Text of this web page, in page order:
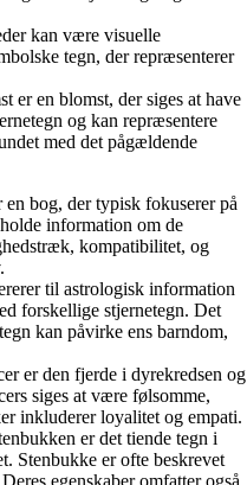
kan være visuelle
tegn, der repræsenterer
er en blomst, der siges at have
og kan repræsentere
med det pågældende
bog, der typisk fokuserer på
information om de
kompatibilitet, og
til astrologisk information
forskellige stjernetegn. Det
kan påvirke ens barndom,
er den fjerde i dyrekredsen og
siges at være følsomme,
inkluderer loyalitet og empati.
er det tiende tegn i
Stenbukke er ofte beskrevet
egenskaber omfatter også